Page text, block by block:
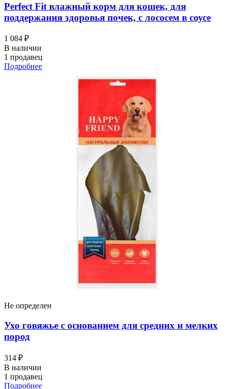
Perfect Fit влажный корм для кошек, для
поддержания здоровья почек, с лососем в соусе
1 084 ₽
В наличии
1 продавец
Подробнее
Не определен
Ухо говяжье с основанием для средних и мелких
пород
314 ₽
В наличии
1 продавец
Подробнее